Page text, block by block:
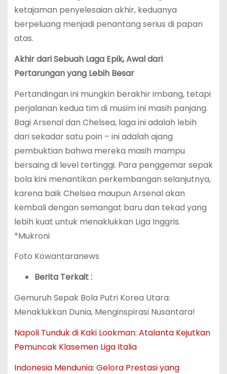
ketajaman penyelesaian akhir, keduanya
berpeluang menjadi penantang serius di papan
atas.
Akhir dari Sebuah Laga Epik, Awal dari
Pertarungan yang Lebih Besar
Pertandingan ini mungkin berakhir imbang, tetapi
perjalanan kedua tim di musim ini masih panjang.
Bagi Arsenal dan Chelsea, laga ini adalah lebih
dari sekadar satu poin – ini adalah ajang
pembuktian bahwa mereka masih mampu
bersaing di level tertinggi. Para penggemar sepak
bola kini menantikan perkembangan selanjutnya,
karena baik Chelsea maupun Arsenal akan
kembali dengan semangat baru dan tekad yang
lebih kuat untuk menaklukkan Liga Inggris.
*Mukroni
Foto Kowantaranews
Berita Terkait :
Gemuruh Sepak Bola Putri Korea Utara:
Menaklukkan Dunia, Menginspirasi Nusantara!
Napoli Tunduk di Kaki Lookman: Atalanta Kejutkan
Pemuncak Klasemen Liga Italia
Indonesia Mendunia: Gelora Prestasi yang